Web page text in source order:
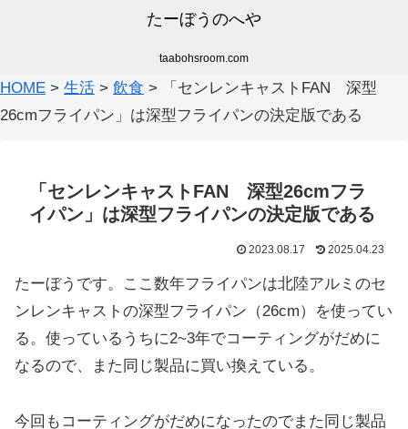
たーぼうのへや
taabohsroom.com
HOME > 生活 > 飲食 >
「センレンキャストFAN 深型
26cmフライパン」は深型フライパンの決定版である
「センレンキャストFAN 深型26cmフラ
イパン」は深型フライパンの決定版である
2023.08.17 2025.04.23
たーぼうです。ここ数年フライパンは北陸アルミのセ
ンレンキャストの深型フライパン（26cm）を使ってい
る。使っているうちに2~3年でコーティングがだめに
なるので、また同じ製品に買い換えている。
今回もコーティングがだめになったのでまた同じ製品